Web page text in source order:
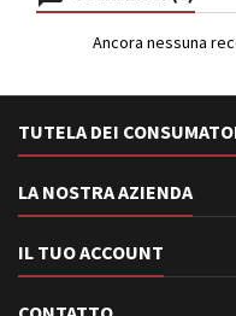
Ancora nessuna
TUTELA DEI
LA NOSTRA AZIENDA
IL TUO ACCOUNT